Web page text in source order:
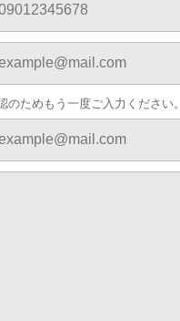
のためもう一度ご入力ください。